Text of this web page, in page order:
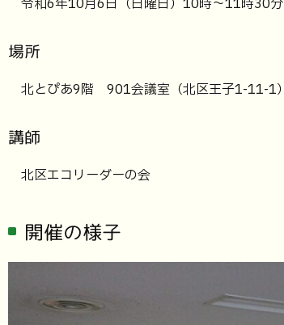
令和6年10月6日（日曜日）10時～11時30分
場所
北とぴあ9階 901会議室（北区王子1-11-1）
講師
北区エコリーダーの会
開催の様子